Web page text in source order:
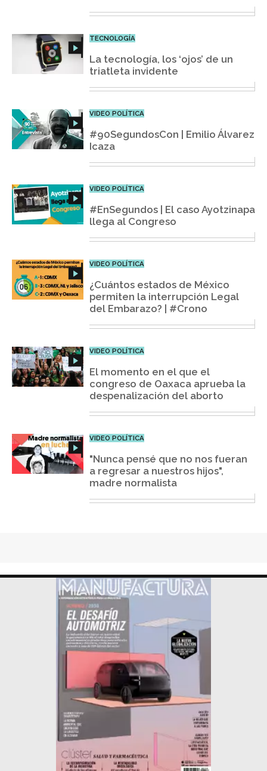
TECNOLOGÍA
La tecnología, los ‘ojos’ de un
triatleta invidente
VIDEO POLÍTICA
#90SegundosCon | Emilio Álvarez
Icaza
VIDEO POLÍTICA
#EnSegundos | El caso Ayotzinapa
llega al Congreso
VIDEO POLÍTICA
¿Cuántos estados de México
permiten la interrupción Legal
del Embarazo? | #Crono
VIDEO POLÍTICA
El momento en el que el
congreso de Oaxaca aprueba la
despenalización del aborto
VIDEO POLÍTICA
"Nunca pensé que no nos fueran
a regresar a nuestros hijos",
madre normalista